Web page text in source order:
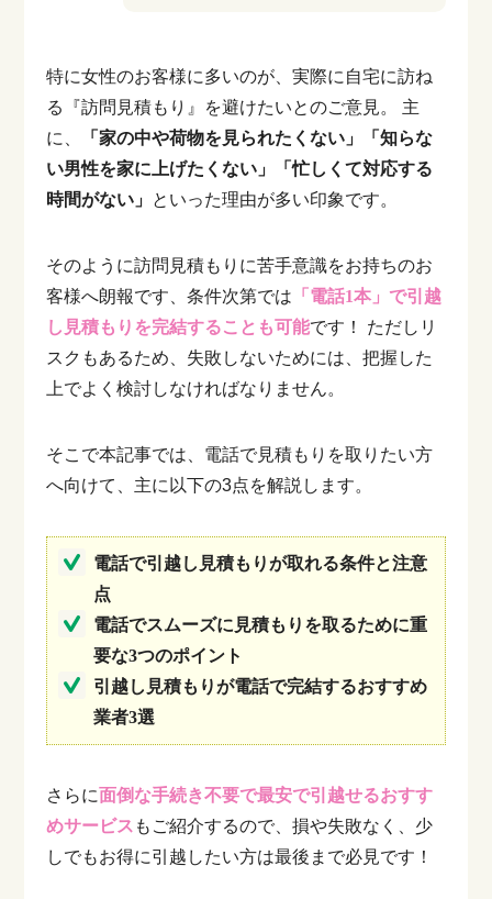
特に女性のお客様に多いのが、実際に自宅に訪ね
る『訪問見積もり』を避けたいとのご意見。
主
に、
「家の中や荷物を見られたくない」「知らな
い男性を家に上げたくない」「忙しくて対応する
時間がない」 といった理由が多い印象です。
そのように訪問見積もりに苦手意識をお持ちのお
客様へ朗報です、条件次第では 「電話1本」で引越
し見積もりを完結することも可能です！
ただしリ
スクもあるため、失敗しないためには、把握した
上でよく検討しなければなりません。
そこで本記事では、電話で見積もりを取りたい方
へ向けて、主に以下の3点を解説します。
電話で引越し見積もりが取れる条件と注意
点
電話でスムーズに見積もりを取るために重
要な3つのポイント
引越し見積もりが電話で完結するおすすめ
業者3選
さらに面倒な手続き不要で最安で引越せるおすす
めサービス もご紹介するので、損や失敗なく、少
しでもお得に引越したい方は最後まで必見です！